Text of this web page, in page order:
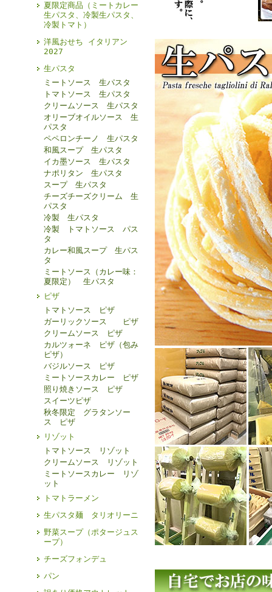
夏限定商品（ミートカレー
生パスタ、冷製生パスタ、
冷製トマト）
洋風おせち イタリアン
2027
生パスタ
ミートソース 生パスタ
トマトソース 生パスタ
クリームソース 生パスタ
オリーブオイルソース 生
パスタ
ペペロンチーノ 生パスタ
和風スープ 生パスタ
イカ墨ソース 生パスタ
ナポリタン 生パスタ
スープ 生パスタ
チーズチーズクリーム 生
パスタ
冷製 生パスタ
冷製 トマトソース パス
タ
カレー和風スープ 生パス
タ
ミートソース（カレー味：
夏限定） 生パスタ
ピザ
トマトソース ピザ
ガーリックソース ピザ
クリームソース ピザ
カルツォーネ ピザ（包み
ピザ）
バジルソース ピザ
ミートソースカレー ピザ
照り焼きソース ピザ
スイーツピザ
秋冬限定 グラタンソー
ス ピザ
リゾット
トマトソース リゾット
クリームソース リゾット
ミートソースカレー リゾ
ット
トマトラーメン
生パスタ麺 タリオリーニ
野菜スープ（ポタージュス
ープ）
チーズフォンデュ
パン